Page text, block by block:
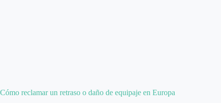
Cómo reclamar un retraso o daño de equipaje en Europa